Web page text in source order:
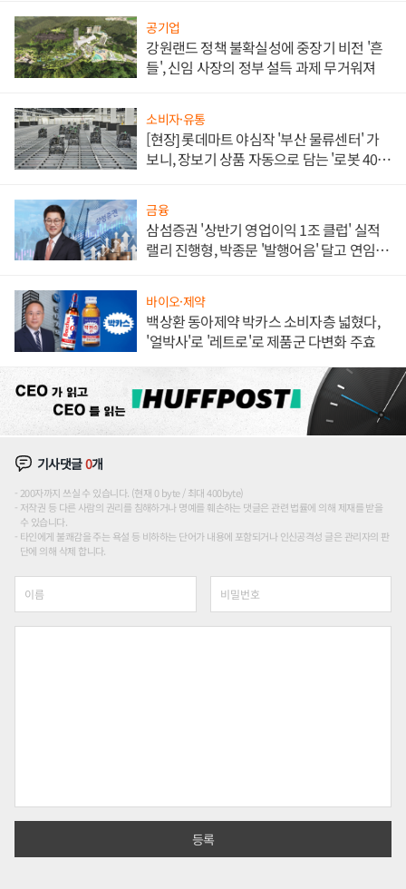
공기업
강원랜드 정책 불확실성에 중장기 비전 '흔
들', 신임 사장의 정부 설득 과제 무거워져
소비자·유통
[현장] 롯데마트 야심작 '부산 물류센터' 가
보니, 장보기 상품 자동으로 담는 '로봇 400
금융
삼섬증권 '상반기 영업이익 1조 클럽' 실적
랠리 진행형, 박종문 '발행어음' 달고 연임 향
바이오·제약
백상환 동아제약 박카스 소비자층 넓혔다,
'얼박사'로 '레트로'로 제품군 다변화 주효
기사댓글0개
200자까지 쓰실 수 있습니다. (현재 0 byte / 최대 400byte)
저작권 등 다른 사람의 권리를 침해하거나 명예를 훼손하는 댓글은 관련 법률에 의해 제재를 받을
수 있습니다.
타인에게 불쾌감을 주는 욕설 등 비하하는 단어가 내용에 포함되거나 인신공격성 글은 관리자의 판
단에 의해 삭제 합니다.